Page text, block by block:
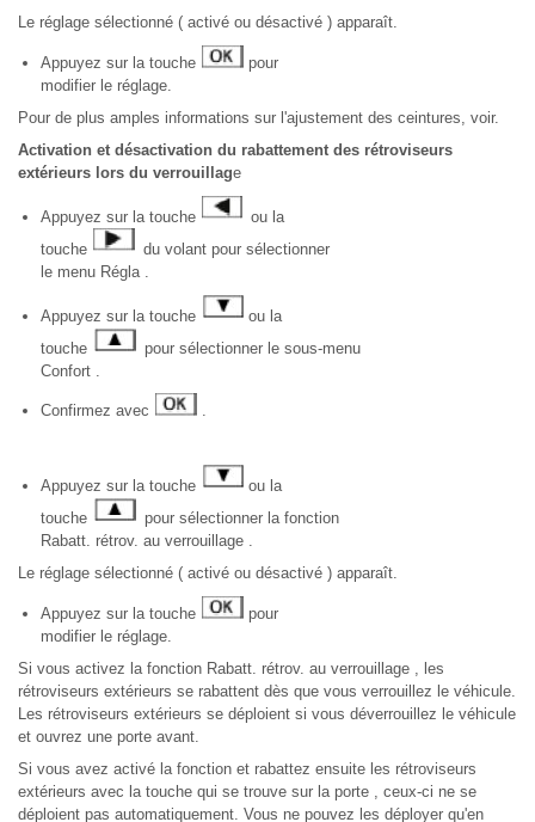
Le réglage sélectionné ( activé ou désactivé ) apparaît.
Appuyez sur la touche
pour
modifier le réglage.
Pour de plus amples informations sur l'ajustement des ceintures, voir.
Activation et désactivation du rabattement des rétroviseurs
extérieurs lors du verrouillage
Appuyez sur la touche
ou la
touche
du volant pour sélectionner
le menu Régla .
Appuyez sur la touche
ou la
touche
pour sélectionner le sous-menu
Confort .
Confirmez avec .
Appuyez sur la touche
ou la
touche
pour sélectionner la fonction
Rabatt. rétrov. au verrouillage .
Le réglage sélectionné ( activé ou désactivé ) apparaît.
Appuyez sur la touche
pour
modifier le réglage.
Si vous activez la fonction Rabatt. rétrov. au verrouillage , les
rétroviseurs extérieurs se rabattent dès que vous verrouillez le véhicule.
Les rétroviseurs extérieurs se déploient si vous déverrouillez le véhicule
et ouvrez une porte avant.
Si vous avez activé la fonction et rabattez ensuite les rétroviseurs
extérieurs avec la touche qui se trouve sur la porte , ceux-ci ne se
déploient pas automatiquement. Vous ne pouvez les déployer qu'en